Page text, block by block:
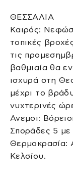
ΘΕΣΣΑΛΙΑ
Καιρός:
τοπικές
τις
βαθμιαία θα
ισχυρά στη
μέχρι το
νυχτερινές
Ανεμοι:
Σποράδες 5
Θερμοκρασία:
Κελσίου.